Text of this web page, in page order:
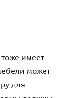
тоже имеет
может
для